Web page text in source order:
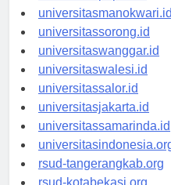
universitaspapua.id
universitasmanokwari.id
universitassorong.id
universitaswanggar.id
universitaswalesi.id
universitassalor.id
universitasjakarta.id
universitassamarinda.id
universitasindonesia.org
rsud-tangerangkab.org